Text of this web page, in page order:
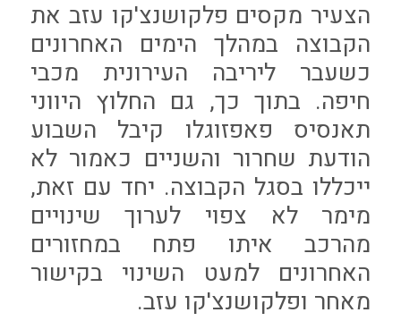
הצעיר מקסים פלקושנצ'קו עזב את
הקבוצה במהלך הימים האחרונים
כשעבר ליריבה העירונית מכבי
חיפה. בתוך כך, גם החלוץ היווני
תאנסיס פאפזוגלו קיבל השבוע
הודעת שחרור והשניים כאמור לא
ייכללו בסגל הקבוצה. יחד עם זאת,
מימר לא צפוי לערוך שינויים
מהרכב איתו פתח במחזורים
האחרונים למעט השינוי בקישור
מאחר ופלקושנצ'קו עזב.